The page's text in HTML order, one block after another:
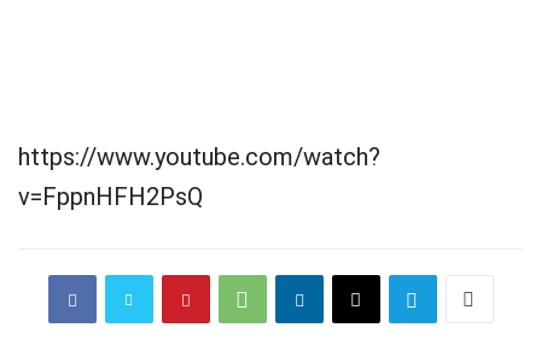
https://www.youtube.com/watch?
v=FppnHFH2PsQ